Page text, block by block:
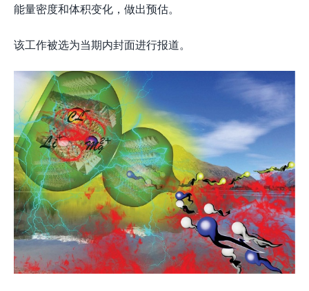
能量密度和体积变化，做出预估。
该工作被选为当期内封面进行报道。